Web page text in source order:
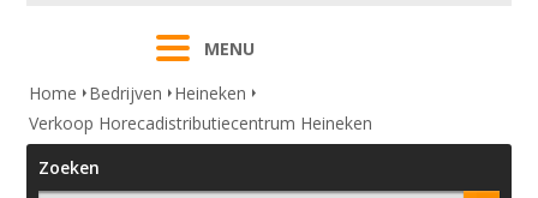
MENU
Home
Bedrijven
Heineken
Verkoop Horecadistributiecentrum Heineken
Zoeken